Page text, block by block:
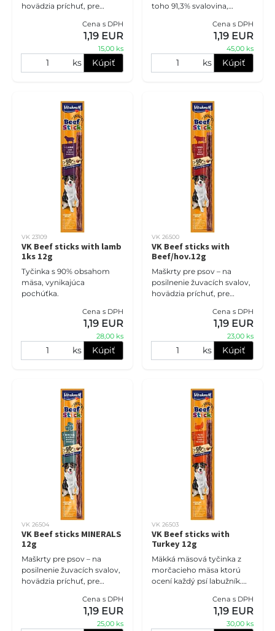
hovädzia príchuť, pre
normálnou aktivitou.Cena s DPH
1,19 EUR
15,00 ks
ks Kúpiť
toho 91,3% svalovina,
mäso, zverina 6%),
minerály, Rastlinné
Cena s DPH
1,19 EUR
45,00 ks
ks Kúpiť
VK 23109
VK Beef sticks with lamb
1ks 12g
Tyčinka s 90% obsahom
mäsa, vynikajúca
pochúťka.
Cena s DPH
1,19 EUR
28,00 ks
ks Kúpiť
VK 26500
VK Beef sticks with
Beef/hov.12g
Maškrty pre psov – na
posilnenie žuvacích svalov,
hovädzia príchuť, pre
normálnou aktivitou,
živočíšne bielkoviny 30%,
Cena s DPH
1,19 EUR
23,00 ks
ks Kúpiť
VK 26504
VK Beef sticks MINERALS
12g
Maškrty pre psov – na
posilnenie žuvacích svalov,
hovädzia príchuť, pre
normálnou aktivitou.Cena s DPH
1,19 EUR
25,00 ks
VK 26503
VK Beef sticks with
Turkey 12g
Mäkká mäsová tyčinka z
morčacieho mäsa ktorú
ocení každý psí labužník.
ľahko nalámať aj na menšie
Cena s DPH
1,19 EUR
30,00 ks